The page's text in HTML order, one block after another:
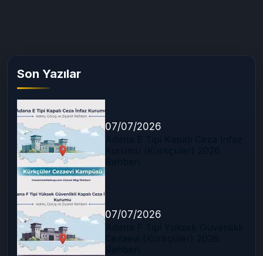
Son Yazılar
07/07/2026
07/07/2026